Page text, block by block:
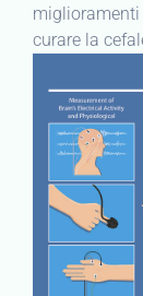
curare la